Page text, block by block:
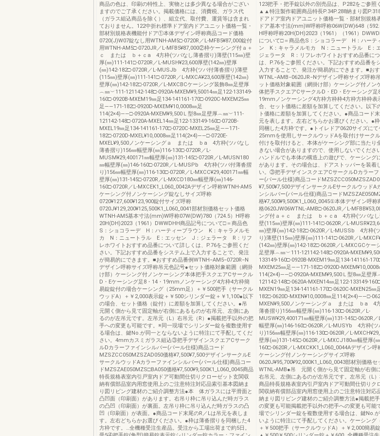
商品の色は、印刷の特性上、実物とは多少異なる場合がござい
ますのでご了承ください。掲載価格には、消費税、ガラス代
（ガラス組込商品を除く）、組立代、取付費、運賃等は含まれ
ておりません。122中折れ標準ドア室内ドアユニット価格一覧・
部材別規格表機能付ドア①本体デザイン呼称商品コード価格
0720(J)W07錠なし用WTNH-AM5□-0720R／L-MFB5¥87,000錠付
用WTNH-AM5□-0720JR／L-MFB5¥87,000②枠ケーシング付ａ＋
ｃ または ｂ＋ｃa 4方枠(ツバなし薄沓摺り)薄壁(115㎜)壁
厚(㎜)111-141□-0720R／L-MUSH¥23,600厚壁(142㎜)壁厚
(㎜)142-182□-0720R／L-MUSJb 4方枠(ツバ付薄沓摺り)薄壁
(115㎜)壁厚(㎜)111-141□-0720R／L-MXCA¥23,600厚壁(142㎜)
壁厚(㎜)142-182□-0720R／L-MXCBCケーシング装飾8㎜足壁厚
︵㎜︶111-121142-148□-0920A-MXEM¥9,50014㎜足122-133149-
160□-0920B-MXEM19㎜足134-141161-170□-0920C-MXEM25㎜
足――171-182□-0920D-MXEM¥10,0008㎜足
114(2×4)――□-0920A-MXEM¥9,500Ｌ型8㎜足壁厚︵㎜︶111-
121142-148□-0720A-MXEL14㎜足122-133149-160□-0720B-
MXEL19㎜足134-141161-170□-0720C-MXEL25㎜足――171-
182□-0720D-MXEL¥10,0008㎜足114(2×4)――□-0720E-
MXEL¥9,500ノンケーシングａ または ｂa 4方枠(ツバなし
薄沓摺り)156㎜幅壁厚(㎜)116-130□-0720R／L-
MUSM¥29,400171㎜幅壁厚(㎜)131-145□-0720R／L-MUSN180
㎜幅壁厚(㎜)146-160□-0720R／L-MUSPb 4方枠(ツバ付薄沓摺
り)156㎜幅壁厚(㎜)116-130□-0720R／L-MXCC¥29,400171㎜幅
壁厚(㎜)131-145□-0720R／L-MXCD180㎜幅壁厚(㎜)146-
160□-0720R／L-MXCEK1_L060_0042Aデザイン呼称WTNH-AM5
ケーシング付ノンケーシング錠なしサイズ呼称
0720¥127,600¥123,900錠付サイズ呼称
0720J¥129,200¥125,500K1_L060_0041部材別価格セット価格
WTNH-AM5基本寸法(mm)W呼称07W(DW)780（724.5）H呼称
20H(DH)2023（1961）DWWDHH商品記号について□＝商品色
S：ショコラーデ H：ハーティーブラウン K：キャラメルモ
カ N：ニュートラル E：エッセン J：ジェラータ R：リフ
レホワイトおすすめ品番について詳しくは、P.76をご参照くだ
さい。下記おすすめ品番をシステム上で入力することで、発注
が簡易的にできます。■おすすめ品番例WTNH−AM5−0720R−N
デザイン呼称サイズ呼称吊元色記号●セット価格対象範囲（網掛
け部）ケーシング付ノンケーシング本体把手スクエアCサークル
D・Eケーシング足8・14・19mmノンケーシング4方枠4方枠簡
易錠錠付の場合ケーシング（25mm足）＋￥500把手（サークル
ウッドA）＋￥2,000表示錠＋￥500シリンダー錠＋￥1,100●以下
の場合、セット価格（錠付）に差額を加算してください。●吊
元開く側から見て固定軸が右側にあるものが右吊元、左側にあ
るのが左吊元です。左吊元（L）右吊元（R）●掲載把手以外の把
手への変更も可能です。※同一現場でシリンダー錠を複数使用す
る場合は、鍵No.が同一とならないように特注にて手配してくだ
さい。4mmカスミガラス組込③把手デザインスクエアCサーク
ルDカラーファインシルバー(パール仕様)商品コード
MZSZCC050MZSZAD050価格¥7,500¥7,500デザインサークルE
サークルウッドAカラーファインシルバー(パール仕様)商品コー
ドMZSZAE050MZS□BA050価格¥7,500¥9,500K1_L060_0045商品
特長規格表室内引戸室内ドア可動間仕切りクローゼット玄関収
納有償部品室内用窓使用上のご注意特注対応品索引基本図納ま
り図リビング建材のご紹介調整方法●本 体ガラスには平滑面と
凸凹面（印刷面）があります。右吊り枠に吊り込んだ時ガラス
の凸凹（印刷面）が裏面。左吊り枠に吊り込んだ時ガラスの凸
凹（印刷面）が表面。●商品コード末尾のR／Lは吊元を表しま
す。左右どちらかお選びください。●枠は薄沓摺りを同梱した4
方枠です。…全機種受注生産品。受注から工場出荷まで約5日。
123把手・把手錠以外の別売品は、P282をご参照
▲▲特注製作範囲商品特長P.34P.288納まり図
ドアドア室内ドアユニット価格一覧・部材別規格
ドア基本寸法(mm)W呼称呼称06W(DW)648（
H呼称呼称20H(DH)2023（1961）（1961）
について□＝商品色S：ショコラーデ H：ハーテ
ン K：キャラメルモカ N：ニュートラル E：
ジェラータ R：リフレホワイトおすすめ品番につ
は、P.76をご参照ください。下記おすすめ品番を
入力することで、発注が簡易的にできます。■お
WTNL−AMB−0620JR−Nデザイン呼称サイズ呼称
ット価格対象範囲（網掛け部）ケーシング付ノン
体把手スクエアCサークルD・ED・Eケーシング足
19mmノンケーシング4方枠方枠枠4方枠方枠枠表
合、セット価格に差額を加算してください。以下
ト価格に差額を加算してください。●商品コード
元を表します。左右どちらかお選びください。●
同梱した4方枠です。●トイレドア0620サイズにて
25mmを使用しサークルウッドAを取付けサーク
付けを取付けると、本体がケーシング部に当たり
きない場合がありますので、使用しないでくださ
ハンドルでも本体の構造上の遊びで、ケーシング
があります。その場合は、ドアストッパーを装着
い。③把手デザインスクエアCサークルDカラー
ー(パール仕様)商品コード
¥7,500¥7,500デザインサークルEサークルウッドA
ンシルバー(パール仕様)商品コード
格¥7,500¥9,500K1_L060_0045①本体デザイン呼称
格0620JW06WTNL-AMB□-0620JR／L-
ング付ａ＋ｃ または ｂ＋ｃa 4方枠(ツバなし
壁(115㎜)壁厚(㎜)111-141□-0620R／L-
㎜)壁厚(㎜)142-182□-0620R／L-MUSSb 4方枠(
り)薄壁(115㎜)壁厚(㎜)111-141□-0620R／L-
(142㎜)壁厚(㎜)142-182□-0620R／L-MXCGCケー
足壁厚︵㎜︶111-121142-148□-0920A-
133149-160□-0920B-MXEM19㎜足134-141161-
MXEM25㎜足――171-182□-0920D-MXEM¥10,0008
114(2×4)――□-0920A-MXEM¥9,500Ｌ型8㎜足壁厚
121142-148□-0620A-MXEN14㎜足122-133149-
MXEN19㎜足134-141161-170□-0620C-MXEN25
182□-0620D-MXEN¥10,0008㎜足114(2×4)――□-
MXEN¥9,500ノンケーシングａ または ｂa 4
薄沓摺り)156㎜幅壁厚(㎜)116-130□-0620R／L-
MUSW¥29,400171㎜幅壁厚(㎜)131-145□-0620R
幅壁厚(㎜)146-160□-0620R／L-MUSYb 4方枠(ツ
り)156㎜幅壁厚(㎜)116-130□-0620R／L-
壁厚(㎜)131-145□-0620R／L-MXCJ180㎜幅壁厚(
160□-0620R／L-MXCKK1_L060_0044Aデザイン呼
ケーシング付ノンケーシングサイズ呼称
0620J¥95,700¥92,000K1_L060_0043部材別価格セ
WTNL-AMB●吊 元開く側から見て固定軸が右側
右吊元、左側にあるのが左吊元です。左吊元（L）
商品特長規格表室内引戸室内ドア可動間仕切りク
関収納有償部品室内用窓使用上のご注意特注対応
納まり図リビング建材のご紹介調整方法●掲載把
の変更も可能掲載把手以外の把手への変更も可能
場でシリンダー錠を複数使用する場合は、鍵No.
いように特注にて手配してください。ケーシング
＋￥500把手（サークルウッドA）＋￥2,000簡易錠